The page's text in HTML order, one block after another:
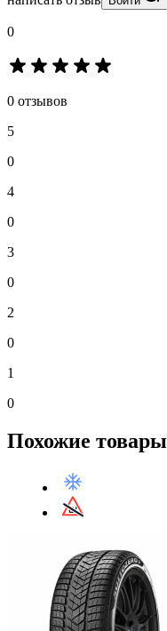
0
0 отзывов
5
0
4
0
3
0
2
0
1
0
Похожие товары